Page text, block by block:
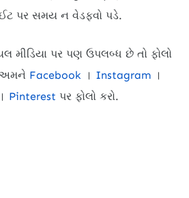
પર સમય ન વેડફવો પડે.
મીડિયા પર પણ ઉપલબ્ધ છે તો ફોલો
અમને Facebook । Instagram ।
। Pinterest પર ફોલો કરો.